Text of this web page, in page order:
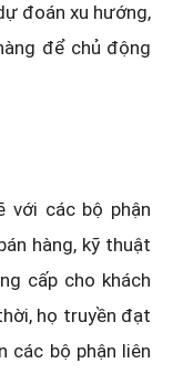
đoán xu hướng,
để chủ động
với các bộ phận
hàng, kỹ thuật
cấp cho khách
họ truyền đạt
các bộ phận liên